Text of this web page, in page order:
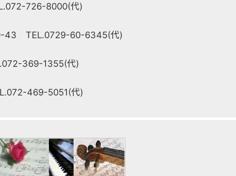
726-8000(代)
43 TEL.0729-60-6345(代)
369-1355(代)
469-5051(代)